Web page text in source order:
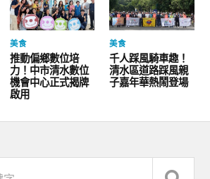
美食
推動偏鄉數位培
力！中市清水數位
機會中心正式揭牌
啟用
美食
千人踩風騎車趣！
清水區道路踩風親
子嘉年華熱鬧登場